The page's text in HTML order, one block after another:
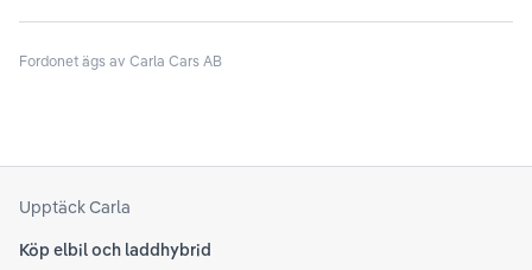
att kolla Teslas officiella supportsidor för den
senaste informationen.
till
Fordonet ägs av Carla Cars AB
Upptäck Carla
Köp elbil och laddhybrid